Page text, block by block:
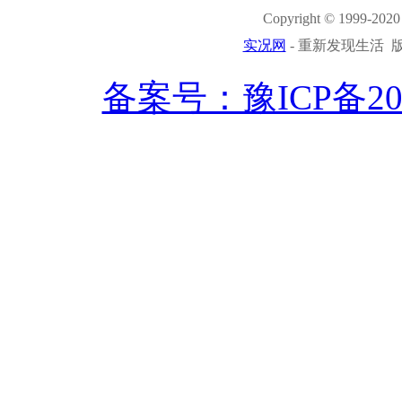
Copyright © 1999-
实况网 - 重新发现生活
备案号：豫ICP备